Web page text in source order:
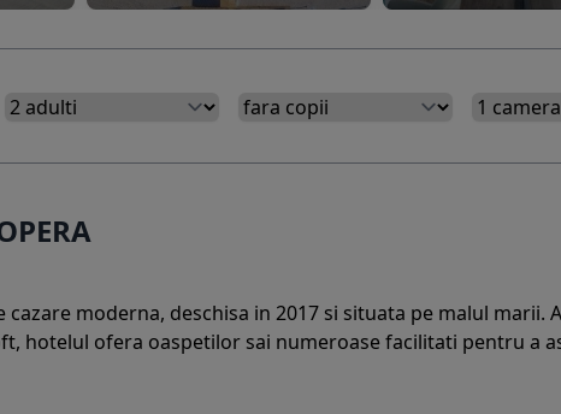
moderna, deschisa in 2017 si situata pe malul marii.
hotelul ofera oaspetilor sai numeroase facilitati pentru a